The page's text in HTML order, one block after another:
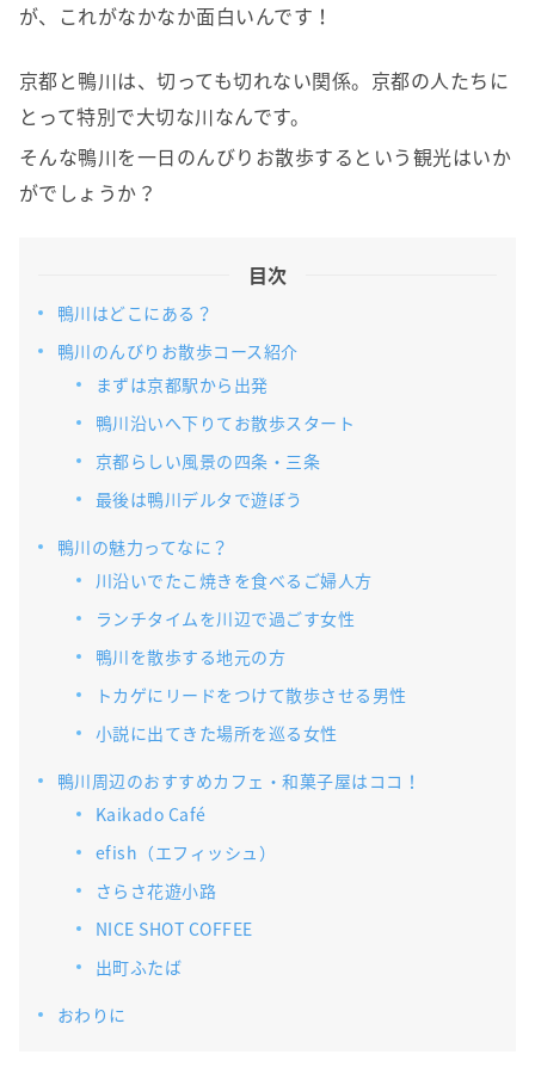
が、これがなかなか面白いんです！
京都と鴨川は、切っても切れない関係。京都の人たちに
とって特別で大切な川なんです。
そんな鴨川を一日のんびりお散歩するという観光はいか
がでしょうか？
目次
鴨川はどこにある？
鴨川のんびりお散歩コース紹介
まずは京都駅から出発
鴨川沿いへ下りてお散歩スタート
京都らしい風景の四条・三条
最後は鴨川デルタで遊ぼう
鴨川の魅力ってなに？
川沿いでたこ焼きを食べるご婦人方
ランチタイムを川辺で過ごす女性
鴨川を散歩する地元の方
トカゲにリードをつけて散歩させる男性
小説に出てきた場所を巡る女性
鴨川周辺のおすすめカフェ・和菓子屋はココ！
Kaikado Café
efish（エフィッシュ）
さらさ花遊小路
NICE SHOT COFFEE
出町ふたば
おわりに